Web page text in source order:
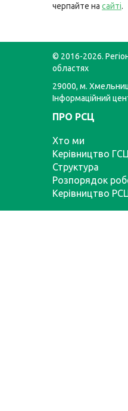
черпайте на сайті.
© 2016-2026.
областях
29000, м.
Інформаційний
ПРО РСЦ
Хто ми
Керівництво ГСЦ
Структура
Розпорядок
Керівництво